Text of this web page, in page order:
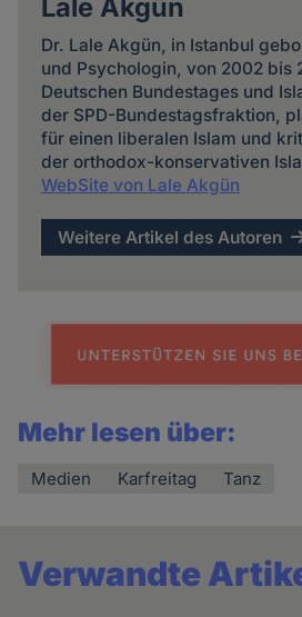
Lale Akgün
Dr. Lale Akgün, in Istanbul
und Psycho­login, von 2002 bis
Deutschen Bundes­tages und
der SPD-Bundes­tags­fraktion,
für einen liberalen Islam und
der orthodox-konservativen
WebSite von Lale Akgün
Weitere Artikel des Autoren
Mehr lesen über:
Medien Karfreitag Tanz
Verwandte